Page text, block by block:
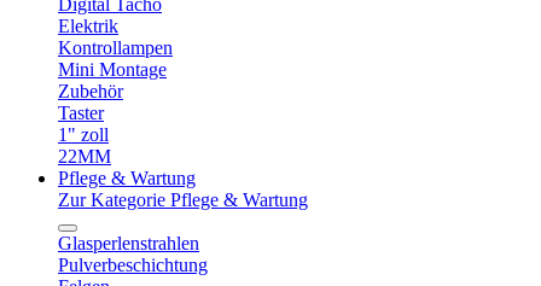
Digital Tacho
Elektrik
Kontrollampen
Mini Montage
Zubehör
Taster
1" zoll
22MM
Pflege & Wartung
Zur Kategorie Pflege & Wartung
Glasperlenstrahlen
Pulverbeschichtung